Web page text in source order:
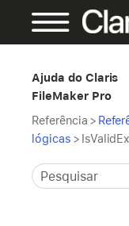
Ajuda do Claris
FileMaker Pro
Referência >
lógicas >